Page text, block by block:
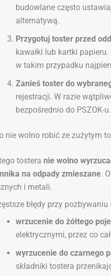
budowlane często
alternatywą.
Przygotuj toster przed
kawałki lub kartki
w takim przypadku
Zanieś toster do
rejestracji. W razie
bezpośrednio do PSZOK-u.
nie wolno robić ze zużytym
tostera nie wolno
na odpady zmieszane.
i metali.
błędy przy pozbywaniu
wrzucenie do żółtego
elektrycznymi, przez co
wyrzucenie do czarnego
składniki tostera